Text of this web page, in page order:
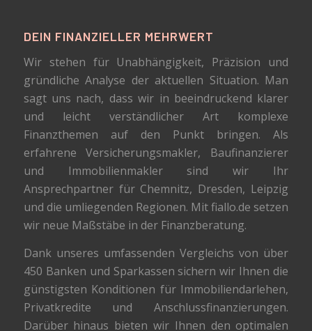
DEIN FINANZIELLER MEHRWERT
Wir stehen für Unabhängigkeit, Präzision und
gründliche Analyse der aktuellen Situation. Man
sagt uns nach, dass wir in beeindruckend klarer
und leicht verständlicher Art komplexe
Finanzthemen auf den Punkt bringen. Als
erfahrene Versicherungsmakler, Baufinanzierer
und Immobilienmakler sind wir Ihr
Ansprechpartner für Chemnitz, Dresden, Leipzig
und die umliegenden Regionen. Mit fiallo.de setzen
wir neue Maßstäbe in der Finanzberatung.
Dank unseres umfassenden Vergleichs von über
450 Banken und Sparkassen sichern wir Ihnen die
günstigsten Konditionen für Immobiliendarlehen,
Privatkredite und Anschlussfinanzierungen.
Darüber hinaus bieten wir Ihnen den optimalen